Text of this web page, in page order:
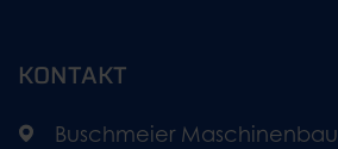
KONTAKT
Buschmeier Maschinenbau